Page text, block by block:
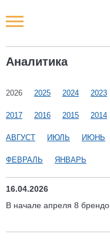
Аналитика
2026 2025 2024 2023
2017 2016 2015 2014
АВГУСТ ИЮЛЬ ИЮНЬ
ФЕВРАЛЬ ЯНВАРЬ
16.04.2026
В начале апреля 8
Новости РФ
Наши мероприятия
Статьи